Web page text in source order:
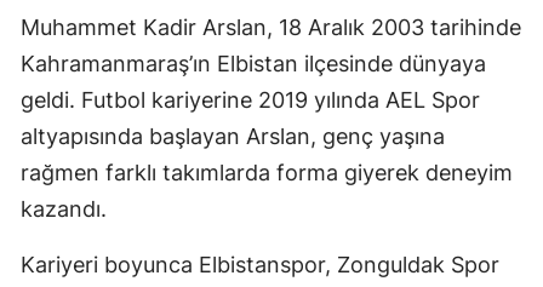
Muhammet Kadir Arslan, 18 Aralık 2003 tarihinde
Kahramanmaraş’ın Elbistan ilçesinde dünyaya
geldi. Futbol kariyerine 2019 yılında AEL Spor
altyapısında başlayan Arslan, genç yaşına
rağmen farklı takımlarda forma giyerek deneyim
kazandı.
Kariyeri boyunca Elbistanspor, Zonguldak Spor